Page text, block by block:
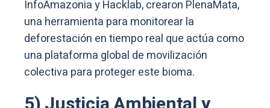
InfoAmazonia y Hacklab, crearon PlenaMata,
una herramienta para monitorear la
deforestación en tiempo real que actúa como
una plataforma global de movilización
colectiva para proteger este bioma.